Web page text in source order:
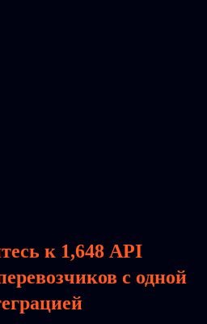
к 1,648 API
с одной